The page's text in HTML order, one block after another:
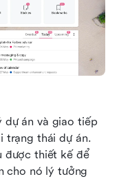
dự án và giao tiếp
trạng thái dự án.
được thiết kế để
cho nó lý tưởng